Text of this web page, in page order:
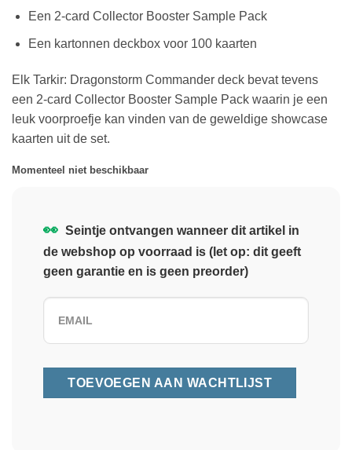
Een 2-card Collector Booster Sample Pack
Een kartonnen deckbox voor 100 kaarten
Elk Tarkir: Dragonstorm Commander deck bevat tevens
een 2-card Collector Booster Sample Pack waarin je een
leuk voorproefje kan vinden van de geweldige showcase
kaarten uit de set.
Momenteel niet beschikbaar
👀 Seintje ontvangen wanneer dit artikel in
de webshop op voorraad is (let op: dit geeft
geen garantie en is geen preorder)